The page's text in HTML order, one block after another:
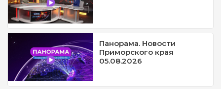
Панорама. Новости
Приморского края
05.08.2026